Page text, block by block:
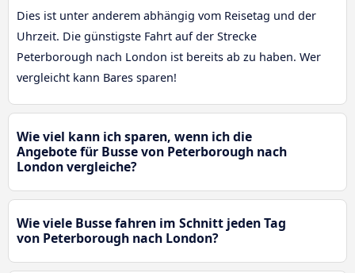
Dies ist unter anderem abhängig vom Reisetag und der
Uhrzeit. Die günstigste Fahrt auf der Strecke
Peterborough nach London ist bereits ab zu haben. Wer
vergleicht kann Bares sparen!
Wie viel kann ich sparen, wenn ich die
Angebote für Busse von Peterborough nach
London vergleiche?
Wie viele Busse fahren im Schnitt jeden Tag
von Peterborough nach London?